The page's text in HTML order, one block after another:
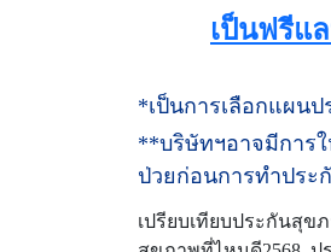
เป็นฟรีแ
*เป็นการเลือกแผน
**บริษัทฯอาจมีการ
ป่วยก่อนการทำประ
เปรียบเทียบประกันสุข